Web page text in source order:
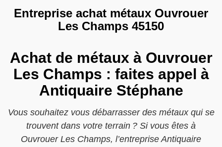
Entreprise achat métaux Ouvrouer
Les Champs 45150
Achat de métaux à Ouvrouer
Les Champs : faites appel à
Antiquaire Stéphane
Vous souhaitez vous débarrasser des métaux qui se
trouvent dans votre terrain ? Si vous êtes à
Ouvrouer Les Champs, l’entreprise Antiquaire